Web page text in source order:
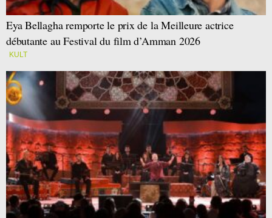
Eya Bellagha remporte le prix de la Meilleure actrice
débutante au Festival du film d’Amman 2026
KULT